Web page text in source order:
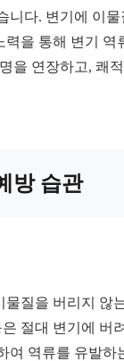
니다. 변기에 이물
력을 통해 변기 역
을 연장하고, 쾌
방 습관
물질을 버리지 않
절대 변기에 버
여 역류를 유발하